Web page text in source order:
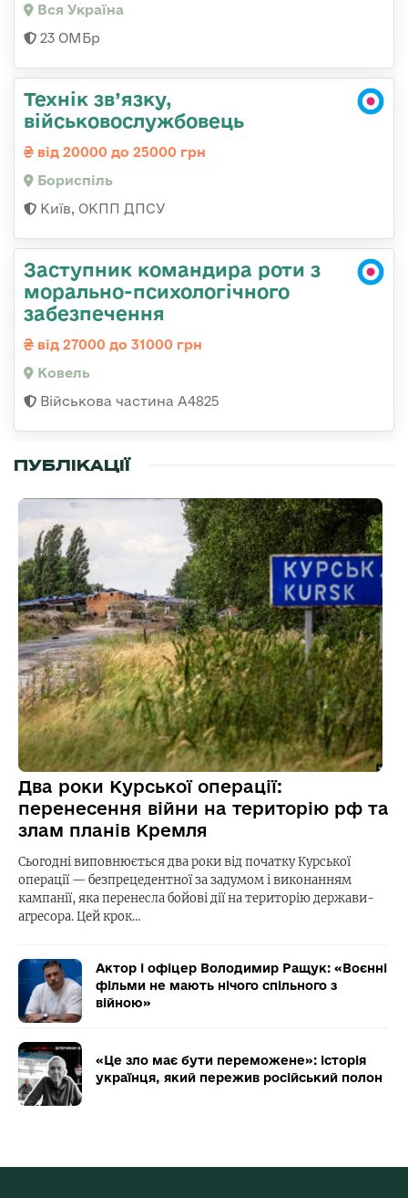
Вся Україна
23 ОМБр
Технік зв’язку,
військовослужбовець
від 20000 до 25000 грн
Бориспіль
Київ, ОКПП ДПСУ
Заступник командира роти з
морально-психологічного
забезпечення
від 27000 до 31000 грн
Ковель
Військова частина А4825
ПУБЛІКАЦІЇ
Два роки Курської операції:
перенесення війни на територію рф та
злам планів Кремля
Сьогодні виповнюється два роки від початку Курської
операції — безпрецедентної за задумом і виконанням
кампанії, яка перенесла бойові дії на територію держави-
агресора. Цей крок…
Актор і офіцер Володимир Ращук: «Воєнні
фільми не мають нічого спільного з
війною»
«Це зло має бути переможене»: історія
українця, який пережив російський полон